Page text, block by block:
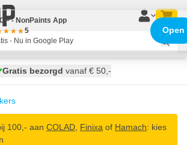
morgen bezorgd
Gratis bezorgd vanaf € 50,-
dagen
100,- aan COLAD Finixa of Hamach: kies
- NonPaints App
5
- Nu in Google Play
Open